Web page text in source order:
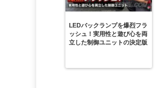
LEDバックランプを爆烈フラ
ッシュ！実用性と遊び心を両
立した制御ユニットの決定版